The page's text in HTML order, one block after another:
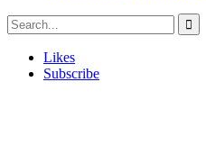
Likes
Subscribe